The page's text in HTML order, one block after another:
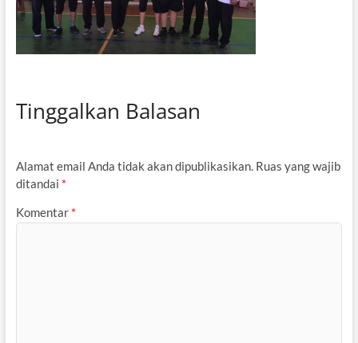
Tinggalkan Balasan
Alamat email Anda tidak akan dipublikasikan. Ruas yang wajib
ditandai *
Komentar *